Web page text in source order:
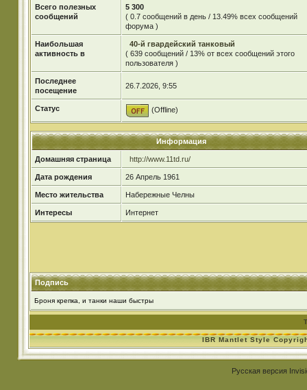
Всего полезных
сообщений
5 300
( 0.7 сообщений в день / 13.49% всех сообщений
форума )
Наибольшая
активность в
40-й гвардейский танковый
( 639 сообщений / 13% от всех сообщений этого
пользователя )
Последнее
посещение
26.7.2026, 9:55
Статус (Offline)
Информация
Домашняя страница http://www.11td.ru/
Дата рождения 26 Апрель 1961
Место жительства Набережные Челны
Интересы Интернет
Подпись
Броня крепка, и танки наши быстры
IBR Mantlet Style
Русская версия